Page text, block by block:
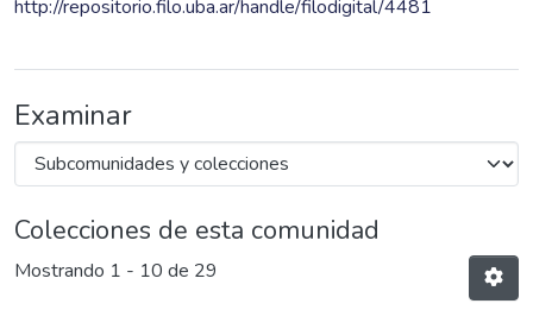
http://repositorio.filo.uba.ar/handle/filodigital/4481
Examinar
Colecciones de esta comunidad
Mostrando 1 - 10 de 29